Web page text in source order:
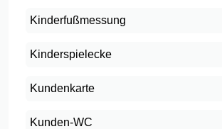
Kinderfußmessung
Kinderspielecke
Kundenkarte
Kunden-WC